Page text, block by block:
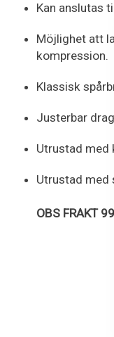
Kan anslutas
Möjlighet att
kompression.
Klassisk
Justerbar
Utrustad med
Utrustad med
OBS FRAKT